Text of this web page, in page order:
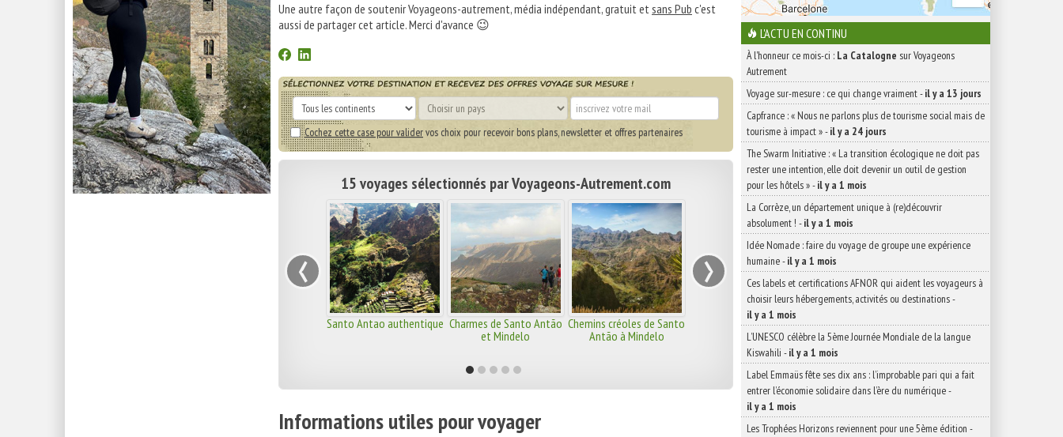
Une autre façon de soutenir Voyageons-autrement, média indépendant, gratuit etsans Pub c'est
aussi de partager cet article. Merci d'avance 😉
Cochez cette case pour validervos choix pour recevoir bons plans, newsletter et offres partenaires
15 voyages sélectionnés par Voyageons-Autrement.com
Santo Antao authentique Charmes de Santo Antão
et Mindelo
Chemins créoles de Santo
Antão à Mindelo
‹ ›
Informations utiles pour voyager
L'ACTU EN CONTINU
À l'honneur ce mois-ci : La Catalogne sur Voyageons
Autrement
Voyage sur-mesure : ce qui change vraiment-il y a 13 jours
Capfrance : « Nous ne parlons plus de tourisme social mais de
tourisme à impact »-il y a 24 jours
The Swarm Initiative : « La transition écologique ne doit pas
rester une intention, elle doit devenir un outil de gestion
pour les hôtels »-il y a 1 mois
La Corrèze, un département unique à (re)découvrir
absolument ! -il y a 1 mois
Idée Nomade : faire du voyage de groupe une expérience
humaine-il y a 1 mois
Ces labels et certifications AFNOR qui aident les voyageurs à
choisir leurs hébergements, activités ou destinations-
il y a 1 mois
L’UNESCO célèbre la 5ème Journée Mondiale de la langue
Kiswahili -il y a 1 mois
Label Emmaüs fête ses dix ans : l’improbable pari qui a fait
entrer l’économie solidaire dans l’ère du numérique-
il y a 1 mois
Les Trophées Horizons reviennent pour une 5ème édition -